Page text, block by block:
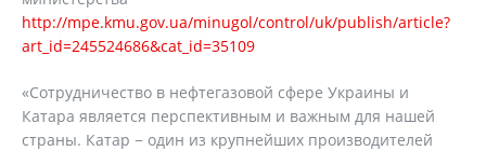
http://mpe.kmu.gov.ua/minugol/control/uk/publish/article?
art_id=245524686&cat_id=35109
«Сотрудничество в нефтегазовой сфере Украины и
Катара является перспективным и важным для нашей
страны. Катар − один из крупнейших производителей